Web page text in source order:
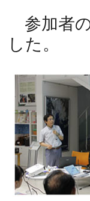
参加者
した。